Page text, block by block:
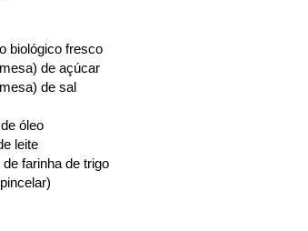
biológico fresco
de açúcar
de sal
óleo
leite
farinha de trigo